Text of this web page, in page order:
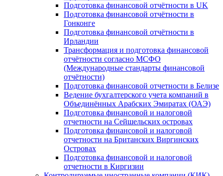
Подготовка финансовой отчётности в UK
Подготовка финансовой отчётности в
Гонконге
Подготовка финансовой отчётности в
Ирландии
Трансформация и подготовка финансовой
отчётности согласно МСФО
(Международные стандарты финансовой
отчётности)
Подготовка финансовой отчетности в Белизе
Ведение бухгалтерского учета компаний в
Объединённых Арабских Эмиратах (ОАЭ)
Подготовка финансовой и налоговой
отчетности на Сейшельских островах
Подготовка финансовой и налоговой
отчетности на Британских Виргинских
Островах
Подготовка финансовой и налоговой
отчетности в Киргизии